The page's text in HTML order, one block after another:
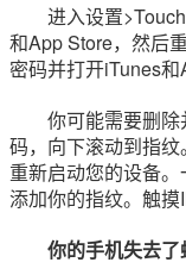
进入设置
和App Store，然后
密码并打开iTunes和
你可能需要删除
码，向下滚动到指纹
重新启动您的设备
添加你的指纹。触摸
你的手机失去了